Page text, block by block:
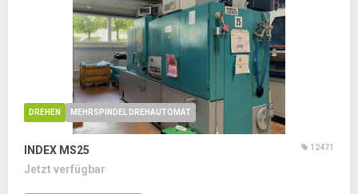
DREHEN MEHRSPINDEL DREHAUTOMAT
INDEX MS25 12471
Jetzt verfügbar